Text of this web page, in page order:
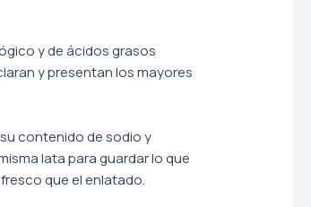
y de ácidos grasos
y presentan los mayores
contenido de sodio y
lata para guardar lo que
que el enlatado.